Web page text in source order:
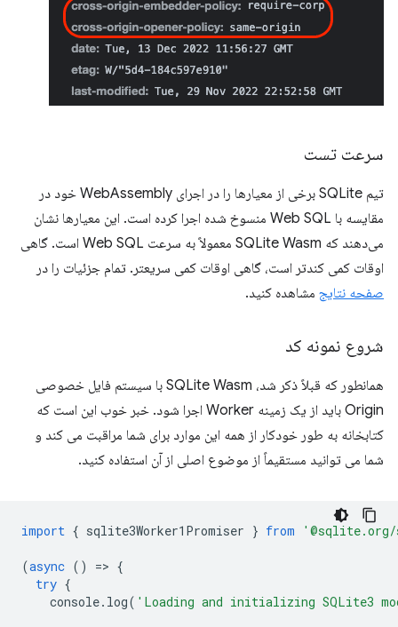
سرعت تست
تیم SQLite برخی از معیارها را در اجرای WebAssembly خود در
مقایسه با Web SQL منسوخ شده اجرا کرده است. این معیارها نشان
می‌دهند که SQLite Wasm معمولاً به سرعت Web SQL است. گاهی
اوقات کمی کندتر است، گاهی اوقات کمی سریعتر. تمام جزئیات را در
صفحه نتایج مشاهده کنید.
شروع نمونه کد
همانطور که قبلاً ذکر شد، SQLite Wasm با سیستم فایل خصوصی
Origin باید از یک زمینه Worker اجرا شود. خبر خوب این است که
کتابخانه به طور خودکار از همه این موارد برای شما مراقبت می کند و
شما می توانید مستقیماً از موضوع اصلی از آن استفاده کنید.
import { sqlite3Worker1Promiser } from
(async () => {
try {
console. log( 'Loading and initializing SQLite3